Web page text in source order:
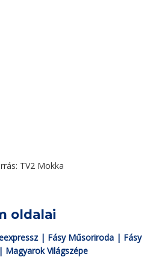
TV2 Mokka
oldalai
| Fásy Műsoriroda | Fásy
| Magyarok Világszépe